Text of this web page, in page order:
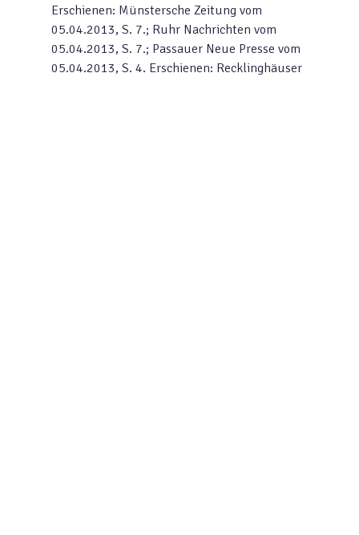
Erschienen: Münstersche Zeitung vom
05.04.2013, S. 7.; Ruhr Nachrichten vom
05.04.2013, S. 7.; Passauer Neue Presse vom
05.04.2013, S. 4. Erschienen: Recklinghäuser